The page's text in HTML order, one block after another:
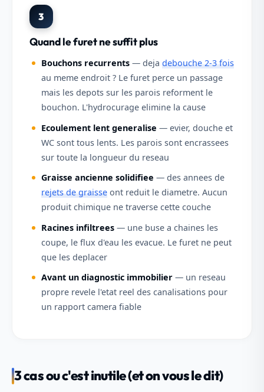
3
Quand le furet ne suffit plus
Bouchons recurrents— deja debouche 2-3 fois
au meme endroit ? Le furet perce un passage
mais les depots sur les parois reforment le
bouchon. L'hydrocurage elimine la cause
Ecoulement lent generalise — evier, douche et
WC sont tous lents. Les parois sont encrassees
sur toute la longueur du reseau
Graisse ancienne solidifiee — des annees de
rejets de graisseont reduit le diametre. Aucun
produit chimique ne traverse cette couche
Racines infiltrees— une buse a chaines les
coupe, le flux d'eau les evacue. Le furet ne peut
que les deplacer
Avant un diagnostic immobilier— un reseau
propre revele l'etat reel des canalisations pour
un rapport camera fiable
3 cas ou c'est inutile (et on vous le dit)